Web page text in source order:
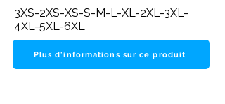
3XS-2XS-XS-S-M-L-XL-2XL-3XL-
4XL-5XL-6XL
Plus d'informations sur ce produit